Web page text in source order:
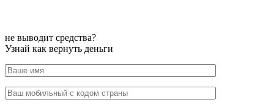
не выводит средства?
Узнай как вернуть деньги